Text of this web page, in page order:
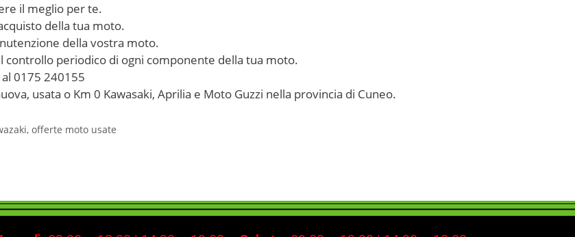
il meglio per te.
della tua moto.
della vostra moto.
periodico di ogni componente della tua moto.
0175 240155
usata o Km 0 Kawasaki, Aprilia e Moto Guzzi nella provincia di Cuneo.
, offerte moto usate